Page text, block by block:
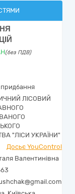
(без ПДВ)
ЛІСОВИЙ
"ЛІСИ УКРАЇНИ"
Досьє YouControl
Валентинівна